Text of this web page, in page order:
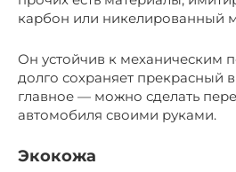
карбон или никелированный
Он устойчив к механическим
долго сохраняет прекрасный
главное — можно сделать
автомобиля своими руками.
Экокожа